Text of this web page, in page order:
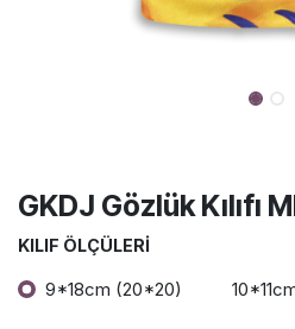
GKDJ Gözlük Kılıfı
KILIF ÖLÇÜLERI
9*18cm (20*20)